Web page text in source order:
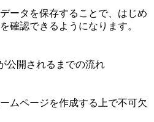
ータを保存することで、はじめ
確認できるようになります。
ムページを作成する上で不可欠